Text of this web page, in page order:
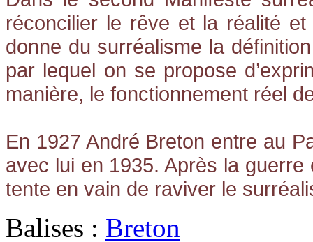
réconcilier le rêve et la réalité
donne du surréalisme la
par lequel on se propose
manière, le fonctionnement réel
En 1927 André Breton entre au
avec lui en 1935. Après la
tente en vain de raviver le
Balises : Breton